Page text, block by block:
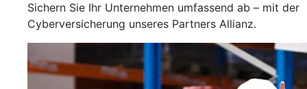
Sichern Sie Ihr Unternehmen umfassend ab – mit der
Cyberversicherung unseres Partners Allianz.